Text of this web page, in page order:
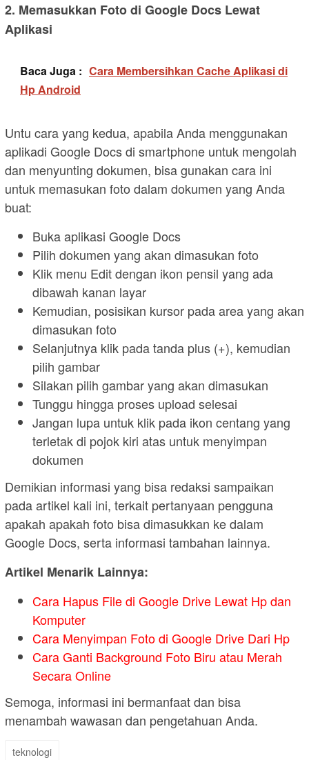
2. Memasukkan Foto di Google Docs Lewat
Aplikasi
Baca Juga : Cara Membersihkan Cache Aplikasi di
Hp Android
Untu cara yang kedua, apabila Anda menggunakan
aplikadi Google Docs di smartphone untuk mengolah
dan menyunting dokumen, bisa gunakan cara ini
untuk memasukan foto dalam dokumen yang Anda
buat:
Buka aplikasi Google Docs
Pilih dokumen yang akan dimasukan foto
Klik menu Edit dengan ikon pensil yang ada
dibawah kanan layar
Kemudian, posisikan kursor pada area yang akan
dimasukan foto
Selanjutnya klik pada tanda plus (+), kemudian
pilih gambar
Silakan pilih gambar yang akan dimasukan
Tunggu hingga proses upload selesai
Jangan lupa untuk klik pada ikon centang yang
terletak di pojok kiri atas untuk menyimpan
dokumen
Demikian informasi yang bisa redaksi sampaikan
pada artikel kali ini, terkait pertanyaan pengguna
apakah apakah foto bisa dimasukkan ke dalam
Google Docs, serta informasi tambahan lainnya.
Artikel Menarik Lainnya:
Cara Hapus File di Google Drive Lewat Hp dan
Komputer
Cara Menyimpan Foto di Google Drive Dari Hp
Cara Ganti Background Foto Biru atau Merah
Secara Online
Semoga, informasi ini bermanfaat dan bisa
menambah wawasan dan pengetahuan Anda.
teknologi